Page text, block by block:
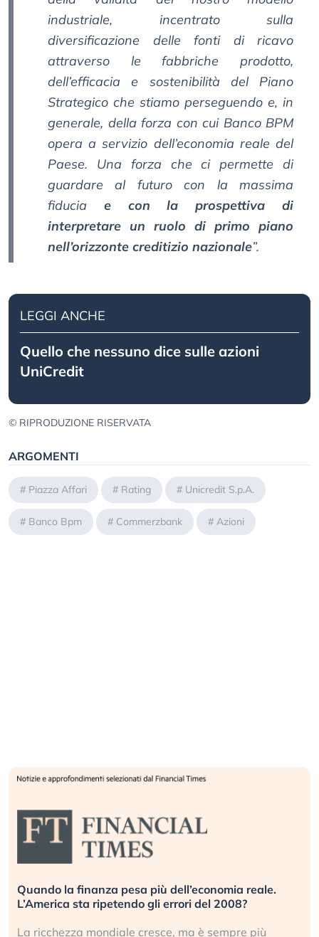
industriale, incentrato sulla
diversificazione delle fonti di ricavo
attraverso le fabbriche prodotto,
dell’efficacia e sostenibilità del Piano
Strategico che stiamo perseguendo e, in
generale, della forza con cui Banco BPM
opera a servizio dell’economia reale del
Paese. Una forza che ci permette di
guardare al futuro con la massima
fiducia e con la prospettiva di
interpretare un ruolo di primo piano
nell’orizzonte creditizio nazionale”.
LEGGI ANCHE
Quello che nessuno dice sulle azioni
UniCredit
© RIPRODUZIONE RISERVATA
ARGOMENTI
# Piazza Affari # Rating # Unicredit S.p.A.
# Banco Bpm # Commerzbank # Azioni
Quando la finanza pesa più dell’economia reale.
L’America sta ripetendo gli errori del 2008?
La ricchezza mondiale cresce, ma è sempre più